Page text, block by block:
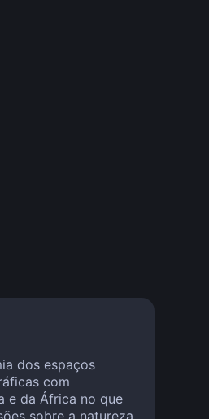
dos espaços
com
e da África no que